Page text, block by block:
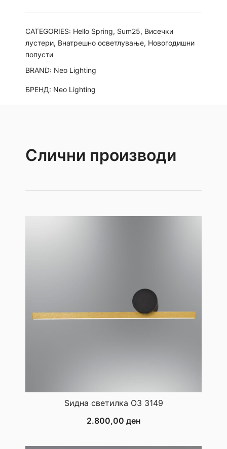
CATEGORIES: Hello Spring, Sum25, Висечки
лустери, Внатрешно осветлување, Новогодишни
попусти
BRAND: Neo Lighting
БРЕНД: Neo Lighting
Слични производи
Ѕидна светилка ОЗ 3149
2.800,00 ден